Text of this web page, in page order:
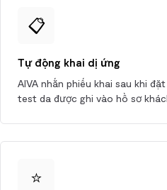
📋
Tự động khai dị ứng
AIVA nhắn phiếu khai sau khi
test da được ghi vào hồ sơ
⭐